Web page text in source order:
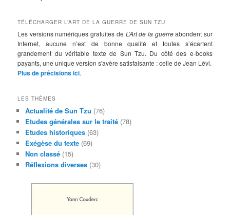
TÉLÉCHARGER L’ART DE LA GUERRE DE SUN TZU
Les versions numériques gratuites de L’Art de la guerreabondent sur
Internet, aucune n’est de bonne qualité et toutes s’écartent
grandement du véritable texte de Sun Tzu. Du côté des e-books
payants, une unique version s'avère satisfaisante : celle de Jean Lévi.
Plus de précisions ici.
LES THÈMES
Actualité de Sun Tzu (76)
Etudes générales sur le traité (78)
Etudes historiques (63)
Exégèse du texte (69)
Non classé (15)
Réflexions diverses (30)